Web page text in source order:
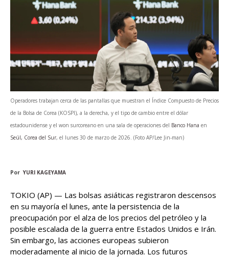
Operadores trabajan cerca de las pantallas que muestran el Índice Compuesto de Precios
de la Bolsa de Corea (KOSPI), a la derecha, y el tipo de cambio entre el dólar
estadounidense y el won surcoreano en una sala de operaciones del Banco Hana en
Seúl, Corea del Sur, el lunes 30 de marzo de 2026. (Foto AP/Lee Jin-man)
PorYURI KAGEYAMA
TOKIO (AP) — Las bolsas asiáticas registraron descensos
en su mayoría el lunes, ante la persistencia de la
preocupación por el alza de los precios del petróleo y la
posible escalada de la guerra entre Estados Unidos e Irán.
Sin embargo, las acciones europeas subieron
moderadamente al inicio de la jornada. Los futuros